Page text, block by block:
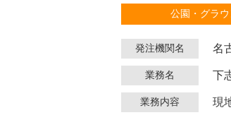
公園・グラ
発注機関名 名
業務名 下
業務内容
現